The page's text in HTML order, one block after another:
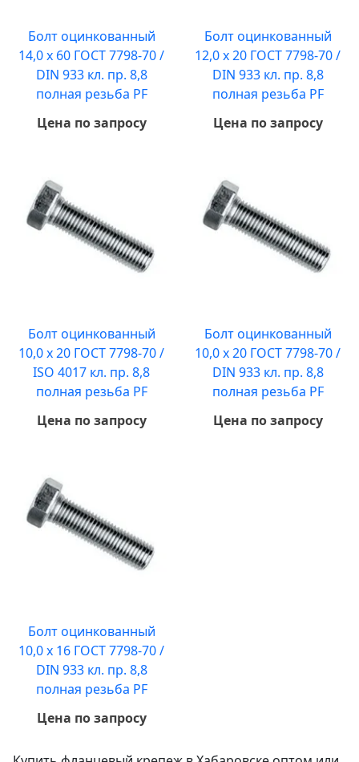
Болт оцинкованный
14,0 х 60 ГОСТ 7798-70 /
DIN 933 кл. пр. 8,8
полная резьба PF
Цена по запросу
Болт оцинкованный
12,0 х 20 ГОСТ 7798-70 /
DIN 933 кл. пр. 8,8
полная резьба PF
Цена по запросу
Болт оцинкованный
10,0 х 20 ГОСТ 7798-70 /
ISO 4017 кл. пр. 8,8
полная резьба PF
Цена по запросу
Болт оцинкованный
10,0 х 20 ГОСТ 7798-70 /
DIN 933 кл. пр. 8,8
полная резьба PF
Цена по запросу
Болт оцинкованный
10,0 х 16 ГОСТ 7798-70 /
DIN 933 кл. пр. 8,8
полная резьба PF
Цена по запросу